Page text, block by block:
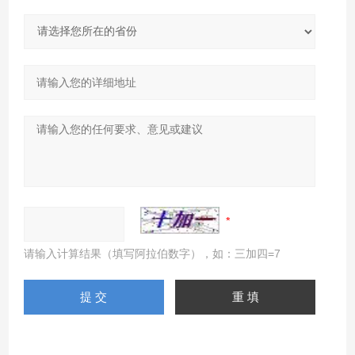
请输入计算结果（填写阿拉伯数字），如：三加四=7